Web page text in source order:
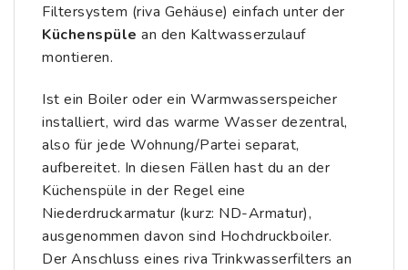
Filtersystem (riva Gehäuse) einfach unter der
Küchenspüle an den Kaltwasserzulauf
montieren.
Ist ein Boiler oder ein Warmwasserspeicher
installiert, wird das warme Wasser dezentral,
also für jede Wohnung/Partei separat,
aufbereitet. In diesen Fällen hast du an der
Küchenspüle in der Regel eine
Niederdruckarmatur (kurz: ND-Armatur),
ausgenommen davon sind Hochdruckboiler.
Der Anschluss eines riva Trinkwasserfilters an